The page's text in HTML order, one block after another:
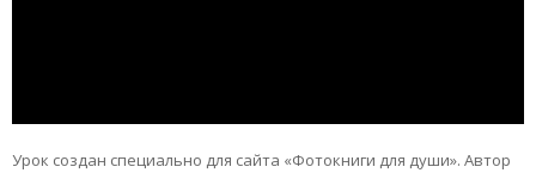
Урок создан специально для сайта «Фотокниги для души». Автор